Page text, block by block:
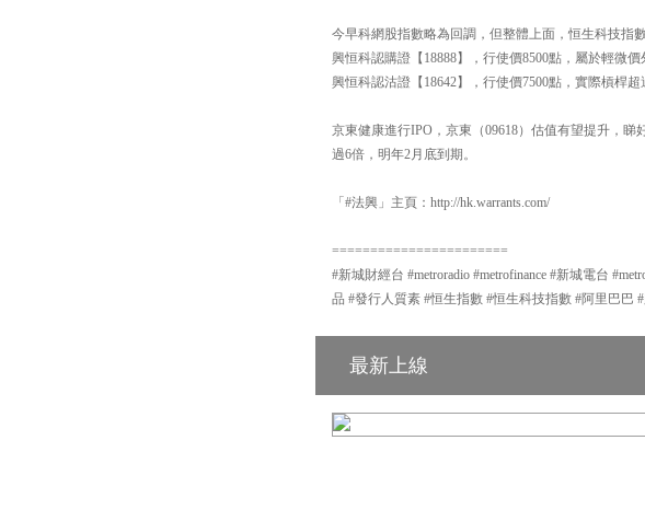
今早科網股指數略為回調，但整體上面，恒生科技指
興恒科認購證【18888】，行使價8500點，屬於輕微
興恒科認沽證【18642】，行使價7500點，實際槓桿超
京東健康進行IPO，京東（09618）估值有望提升，睇
過6倍，明年2月底到期。
「#法興」主頁：http://hk.warrants.com/
=======================
#新城財經台 #metroradio #metrofinance #新城電台
品 #發行人質素 #恒生指數 #恒生科技指數 #阿里巴巴
最新上線